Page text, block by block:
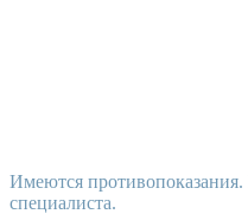
Имеются противопоказания.
специалиста.